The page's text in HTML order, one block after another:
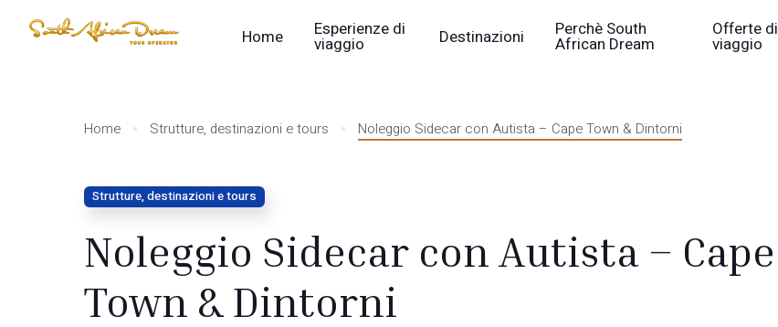
Home Esperienze di
viaggio Destinazioni Perchè South
African Dream
Offerte di
viaggio
Home Strutture, destinazioni e tours Noleggio Sidecar con Autista – Cape Town & Dintorni
Strutture, destinazioni e tours
Noleggio Sidecar con Autista – Cape
Town & Dintorni